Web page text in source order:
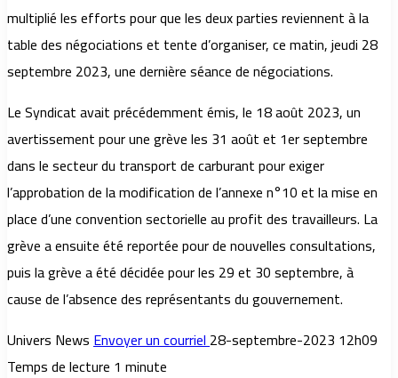
multiplié les efforts pour que les deux parties reviennent à la
table des négociations et tente d’organiser, ce matin, jeudi 28
septembre 2023, une dernière séance de négociations.
Le Syndicat avait précédemment émis, le 18 août 2023, un
avertissement pour une grève les 31 août et 1er septembre
dans le secteur du transport de carburant pour exiger
l’approbation de la modification de l’annexe n°10 et la mise en
place d’une convention sectorielle au profit des travailleurs. La
grève a ensuite été reportée pour de nouvelles consultations,
puis la grève a été décidée pour les 29 et 30 septembre, à
cause de l’absence des représentants du gouvernement.
Univers NewsEnvoyer un courriel28-septembre-2023 12h09
Temps de lecture 1 minute